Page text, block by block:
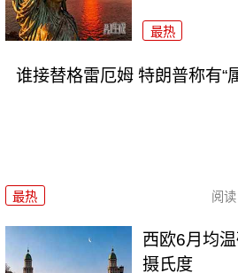
最热
谁接替格雷厄姆 特朗普称有“
最热 阅读
西欧6月均
摄氏度